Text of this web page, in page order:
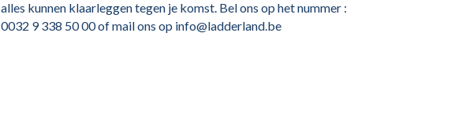
alles kunnen klaarleggen tegen je komst. Bel ons op het nummer :
0032 9 338 50 00 of mail ons op info@ladderland.be